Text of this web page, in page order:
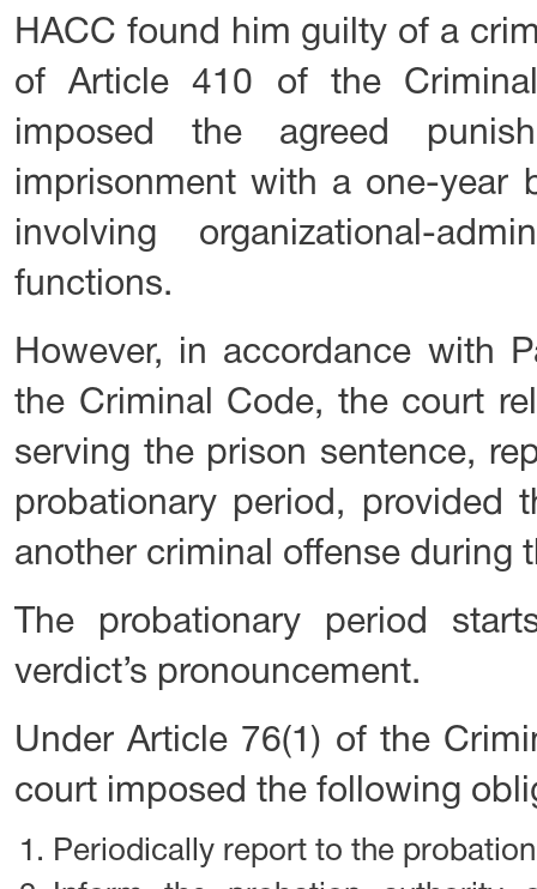
HACC found him guilty of a
of Article 410 of the
imposed the agreed
imprisonment with a one-year
involving organizational-
functions.
However, in accordance with
the Criminal Code, the court
serving the prison sentence,
probationary period, provided
another criminal offense during
The probationary period
verdict’s pronouncement.
Under Article 76(1) of the
court imposed the following
Periodically report to the